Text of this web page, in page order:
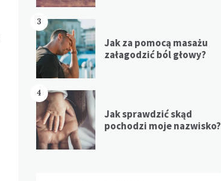
3
Jak za pomocą masażu
załagodzić ból głowy?
4
Jak sprawdzić skąd
pochodzi moje nazwisko?